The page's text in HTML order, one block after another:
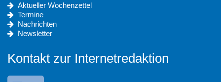
Aktueller Wochenzettel
Termine
Nachrichten
Newsletter
Kontakt zur Internetredaktion